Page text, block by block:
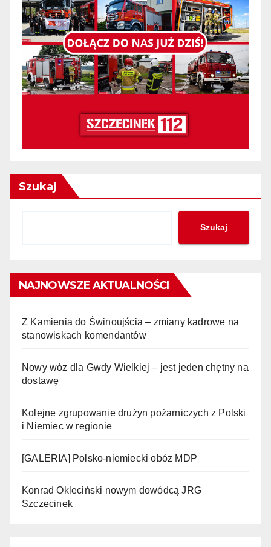
Szukaj
Szukaj
NAJNOWSZE AKTUALNOŚCI
Z Kamienia do Świnoujścia – zmiany kadrowe na
stanowiskach komendantów
Nowy wóz dla Gwdy Wielkiej – jest jeden chętny na
dostawę
Kolejne zgrupowanie drużyn pożarniczych z Polski
i Niemiec w regionie
[GALERIA] Polsko-niemiecki obóz MDP
Konrad Okleciński nowym dowódcą JRG
Szczecinek